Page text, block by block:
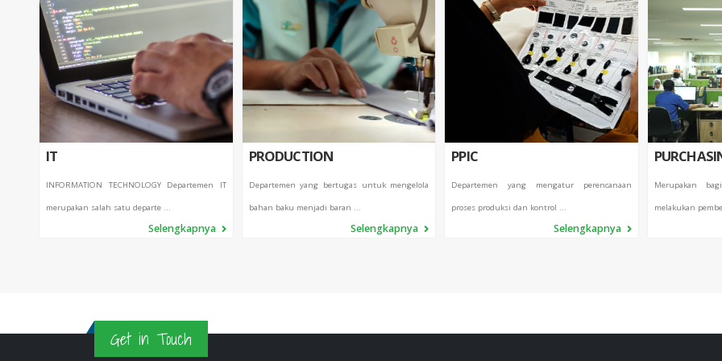
IT
INFORMATION TECHNOLOGY Departemen IT
merupakan salah satu departe ...
Selengkapnya
PRODUCTION
Departemen yang bertugas untuk mengelola
bahan baku menjadi baran ...
Selengkapnya
PPIC
Departemen yang mengatur perencanaan
proses produksi dan kontrol ...
Selengkapnya
Merupakan
melakukan
Get in Touch